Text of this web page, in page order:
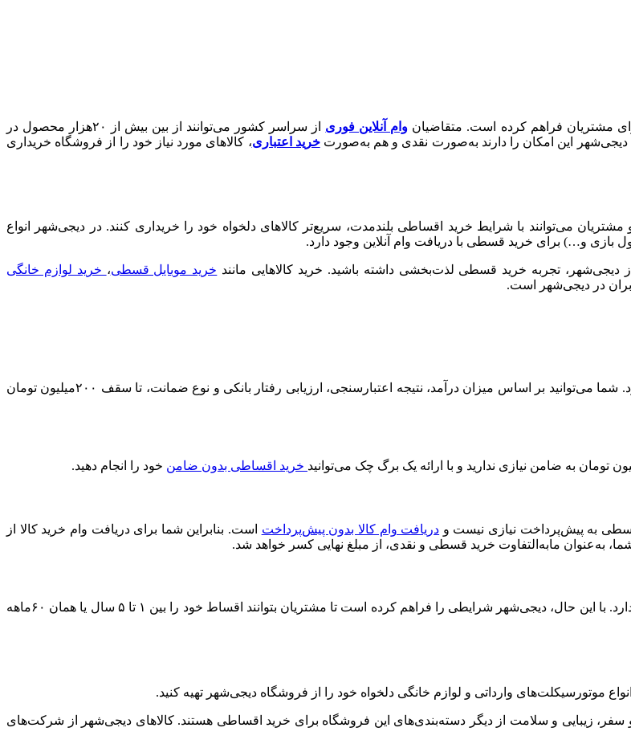
مشتریان فراهم کرده است. متقاضیان وام آنلاین فوری
از سراسر کشور می‌توانند از بین بیش از ۲۰هزار محصول در
این امکان را دارند به‌صورت نقدی و هم به‌صورت خرید اعتباری، کالاهای مورد نیاز خود را از فروشگاه خریداری
می‌توانند با شرایط خرید اقساطی بلندمدت، سریع‌تر کالاهای دلخواه خود را خریداری کنند. در دیجی‌شهر انواع
بازی و…) برای خرید قسطی با دریافت وام آنلاین وجود دارد.
از دیجی‌شهر، تجربه خرید قسطی لذت‌بخشی داشته باشید. خرید کالا‌هایی مانند خرید موبایل قسطی، خرید لوازم خانگی
در دیجی‌شهر است.
در مقایسه با سایر ارائه‌دهندگان وام خرید کالا، بیش‌ترین سقف اعتبار را دارد. شما می‌توانید بر اساس میزان درآمد، نتیجه اعتبارسنجی، ارزیابی رفتار بانکی و نوع ضمانت، تا سقف ۲۰۰میلیون تومان
خرید اقساطی بدون ضامن خود را انجام دهید.
به پیش‌پرداخت نیازی نیست و دریافت وام کالا بدون پیش‌پرداخت
است. بنابراین شما برای دریافت وام خرید کالا از
به‌عنوان مابه‌التفاوت خرید قسطی و نقدی، از مبلغ نهایی کسر خواهد شد.
مدت زمان بازپرداخت وام خرید کالا از دیجی‌شهر به برنامه‌ریزی مالی خودتان بستگی دارد. با این حال، دیجی‌شهر شرایطی را فراهم کرده است تا مشتریان بتوانند اقساط خود را بین ۱ تا ۵ سال یا همان ۶۰ماهه
موتورسیکلت‌‌های وارداتی و لوازم خانگی دلخواه خود را از فروشگاه دیجی‌شهر تهیه کنید.
و سفر، زیبایی و سلامت از دیگر دسته‌بندی‌های این فروشگاه برای خرید اقساطی هستند. کالاهای دیجی‌شهر از شرکت‌های